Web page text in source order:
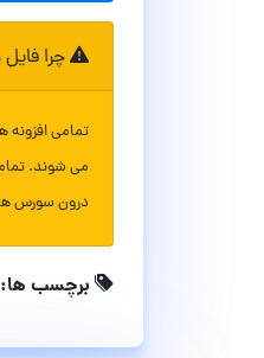
چرا
تمامی
می شوند.
درون سورس
برچسب ها: